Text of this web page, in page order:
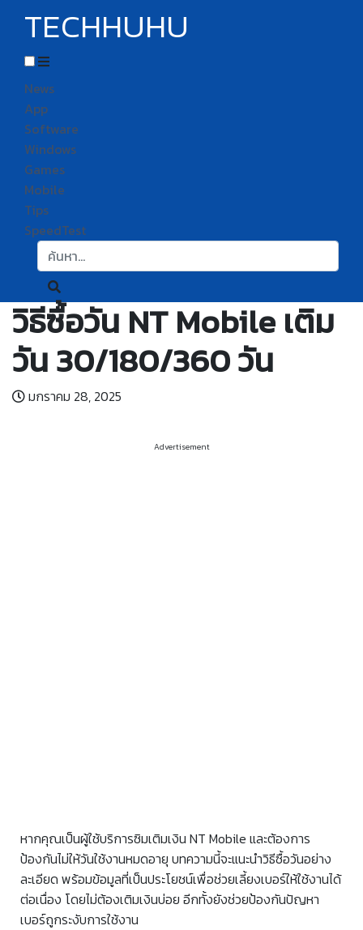
TECHHUHU
News
App
Software
Windows
Games
Mobile
Tips
SpeedTest
ค้นหา:
วิธีซื้อวัน NT Mobile เติม
วัน 30/180/360 วัน
มกราคม 28, 2025
Advertisement
หากคุณเป็นผู้ใช้บริการซิมเติมเงิน NT Mobile และต้องการ
ป้องกันไม่ให้วันใช้งานหมดอายุ บทความนี้จะแนะนำวิธีซื้อวันอย่าง
ละเอียด พร้อมข้อมูลที่เป็นประโยชน์เพื่อช่วยเลี้ยงเบอร์ให้ใช้งานได้
ต่อเนื่อง โดยไม่ต้องเติมเงินบ่อย อีกทั้งยังช่วยป้องกันปัญหา
เบอร์ถูกระงับการใช้งาน